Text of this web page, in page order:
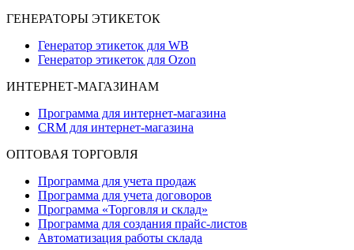
ГЕНЕРАТОРЫ ЭТИКЕТОК
Генератор этикеток для WB
Генератор этикеток для Ozon
ИНТЕРНЕТ-МАГАЗИНАМ
Программа для интернет-магазина
CRM для интернет-магазина
ОПТОВАЯ ТОРГОВЛЯ
Программа для учета продаж
Программа для учета договоров
Программа «Торговля и склад»
Программа для создания прайс‑листов
Автоматизация работы склада